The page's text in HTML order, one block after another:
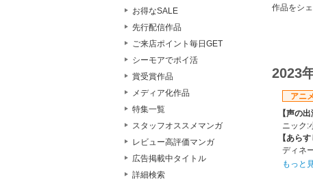
お得なSALE
先行配信作品
ご来店ポイント毎日GET
シーモアでポイ活
賞受賞作品
メディア化作品
特集一覧
スタッフオススメマンガ
レビュー高評価マンガ
広告掲載中タイトル
詳細検索
作品をシ
2023
アニ
【声の出
ニック:
【あらす
ディネ
と人種
もっと